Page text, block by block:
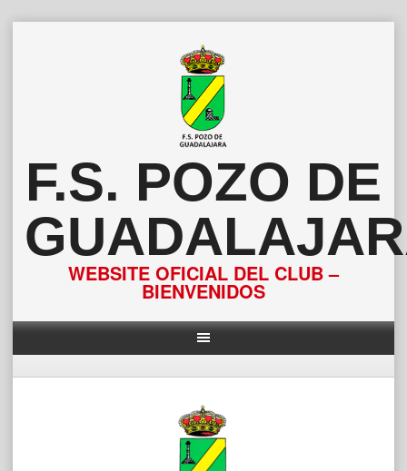
F.S. POZO DE
WEBSITE OFICIAL DEL CLUB –
BIENVENIDOS